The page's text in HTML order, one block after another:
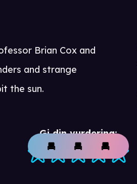
Gi din vurdering:
Brian Cox and
and strange
the sun.